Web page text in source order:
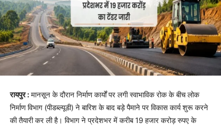
रायपुर :मानसून के दौरान निर्माण कार्यों पर लगी स्वाभाविक रोक के बीच लोक
निर्माण विभाग (पीडब्ल्यूडी) ने बारिश के बाद बड़े पैमाने पर विकास कार्य शुरू करने
की तैयारी कर ली है। विभाग ने प्रदेशभर में करीब 19 हजार करोड़ रुपए के